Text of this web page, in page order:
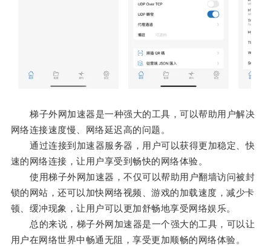
梯子外网加速器是一种强大的工具，可以帮助用户解决
网络连接速度慢、网络延迟高的问题。
通过连接到加速器服务器，用户可以获得更加稳定、快
速的网络连接，让用户享受到畅快的网络体验。
使用梯子外网加速器，不仅可以帮助用户翻墙访问被封
锁的网站，还可以加快网络视频、游戏的加载速度，减少卡
顿、缓冲现象，让用户可以更加舒畅地享受网络娱乐。
总的来说，梯子外网加速器是一个强大的工具，可以让
用户在网络世界中畅通无阻，享受更加顺畅的网络体验。